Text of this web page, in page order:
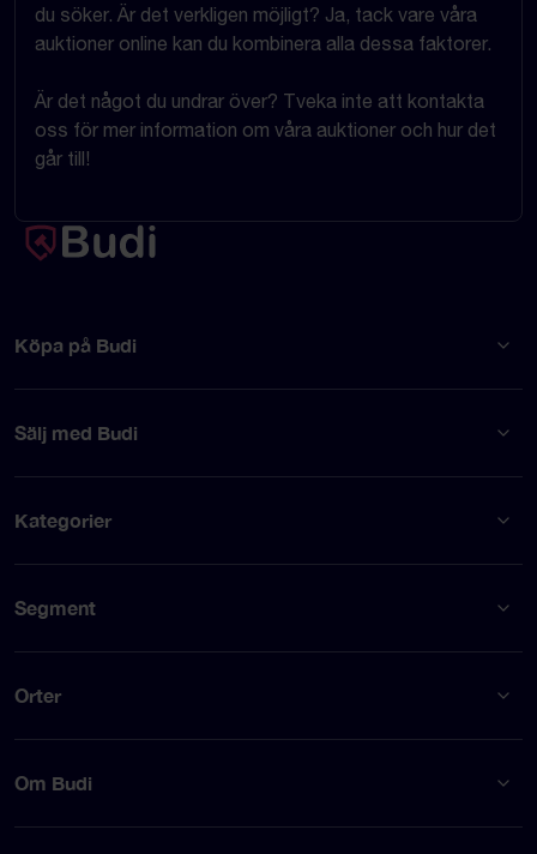
du söker. Är det verkligen möjligt? Ja, tack vare våra
auktioner online kan du kombinera alla dessa faktorer.
Är det något du undrar över? Tveka inte att kontakta
oss för mer information om våra auktioner och hur det
går till!
Köpa på Budi
Sälj med Budi
Kategorier
Segment
Orter
Om Budi